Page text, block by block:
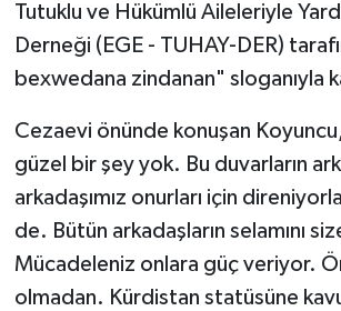
Tutuklu ve Hükümlü Aileleriyle
Derneği (EGE - TUHAY-DER)
bexwedana zindanan" sloganıyla
Cezaevi önünde konuşan
güzel bir şey yok. Bu duvarların
arkadaşımız onurları için
de. Bütün arkadaşların selamını
Mücadeleniz onlara güç veriyor.
olmadan. Kürdistan statüsüne